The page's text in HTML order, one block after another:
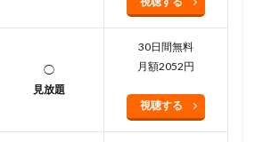
◯
見放題
30日間無料
月額2052円
視聴する